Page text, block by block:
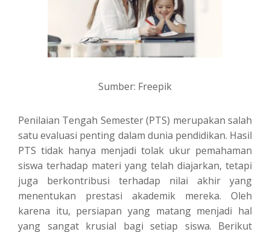
Sumber: Freepik
Penilaian Tengah Semester (PTS) merupakan salah
satu evaluasi penting dalam dunia pendidikan. Hasil
PTS tidak hanya menjadi tolak ukur pemahaman
siswa terhadap materi yang telah diajarkan, tetapi
juga berkontribusi terhadap nilai akhir yang
menentukan prestasi akademik mereka. Oleh
karena itu, persiapan yang matang menjadi hal
yang sangat krusial bagi setiap siswa. Berikut